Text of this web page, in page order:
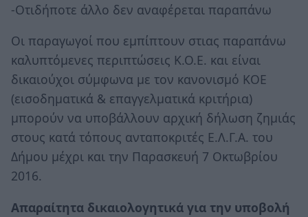
-Οτιδήποτε άλλο δεν αναφέρεται παραπάνω
Οι παραγωγοί που εμπίπτουν στιας παραπάνω
καλυπτόμενες περιπτώσεις Κ.Ο.Ε. και είναι
δικαιούχοι σύμφωνα με τον κανονισμό ΚΟΕ
(εισοδηματικά & επαγγελματικά κριτήρια)
μπορούν να υποβάλλουν αρχική δήλωση ζημιάς
στους κατά τόπους ανταποκριτές Ε.Λ.Γ.Α. του
Δήμου μέχρι και την Παρασκευή 7 Οκτωβρίου
2016.
Απαραίτητα δικαιολογητικά για την υποβολή